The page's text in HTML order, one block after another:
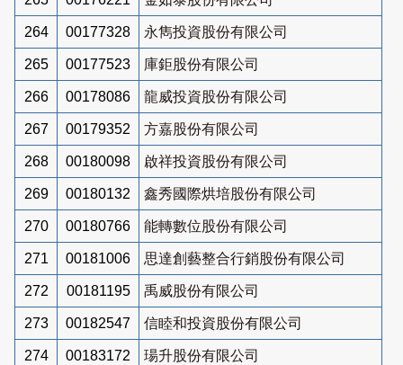
264 00177328 永雋投資股份有限公司
265 00177523 庫鉅股份有限公司
266 00178086 龍威投資股份有限公司
267 00179352 方嘉股份有限公司
268 00180098 啟祥投資股份有限公司
269 00180132 鑫秀國際烘培股份有限公司
270 00180766 能轉數位股份有限公司
271 00181006 思達創藝整合行銷股份有限公司
272 00181195 禹威股份有限公司
273 00182547 信睦和投資股份有限公司
274 00183172 瑒升股份有限公司